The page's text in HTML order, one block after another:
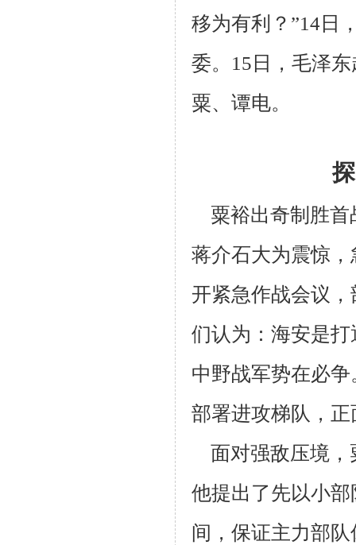
移为有利？”14日
委。15日，毛泽
粟、谭电。
粟裕出奇制胜首
蒋介石大为震惊
开紧急作战会议，
们认为：海安是
中野战军势在必
部署进攻梯队，
面对强敌压境，
他提出了先以小
间，保证主力部队